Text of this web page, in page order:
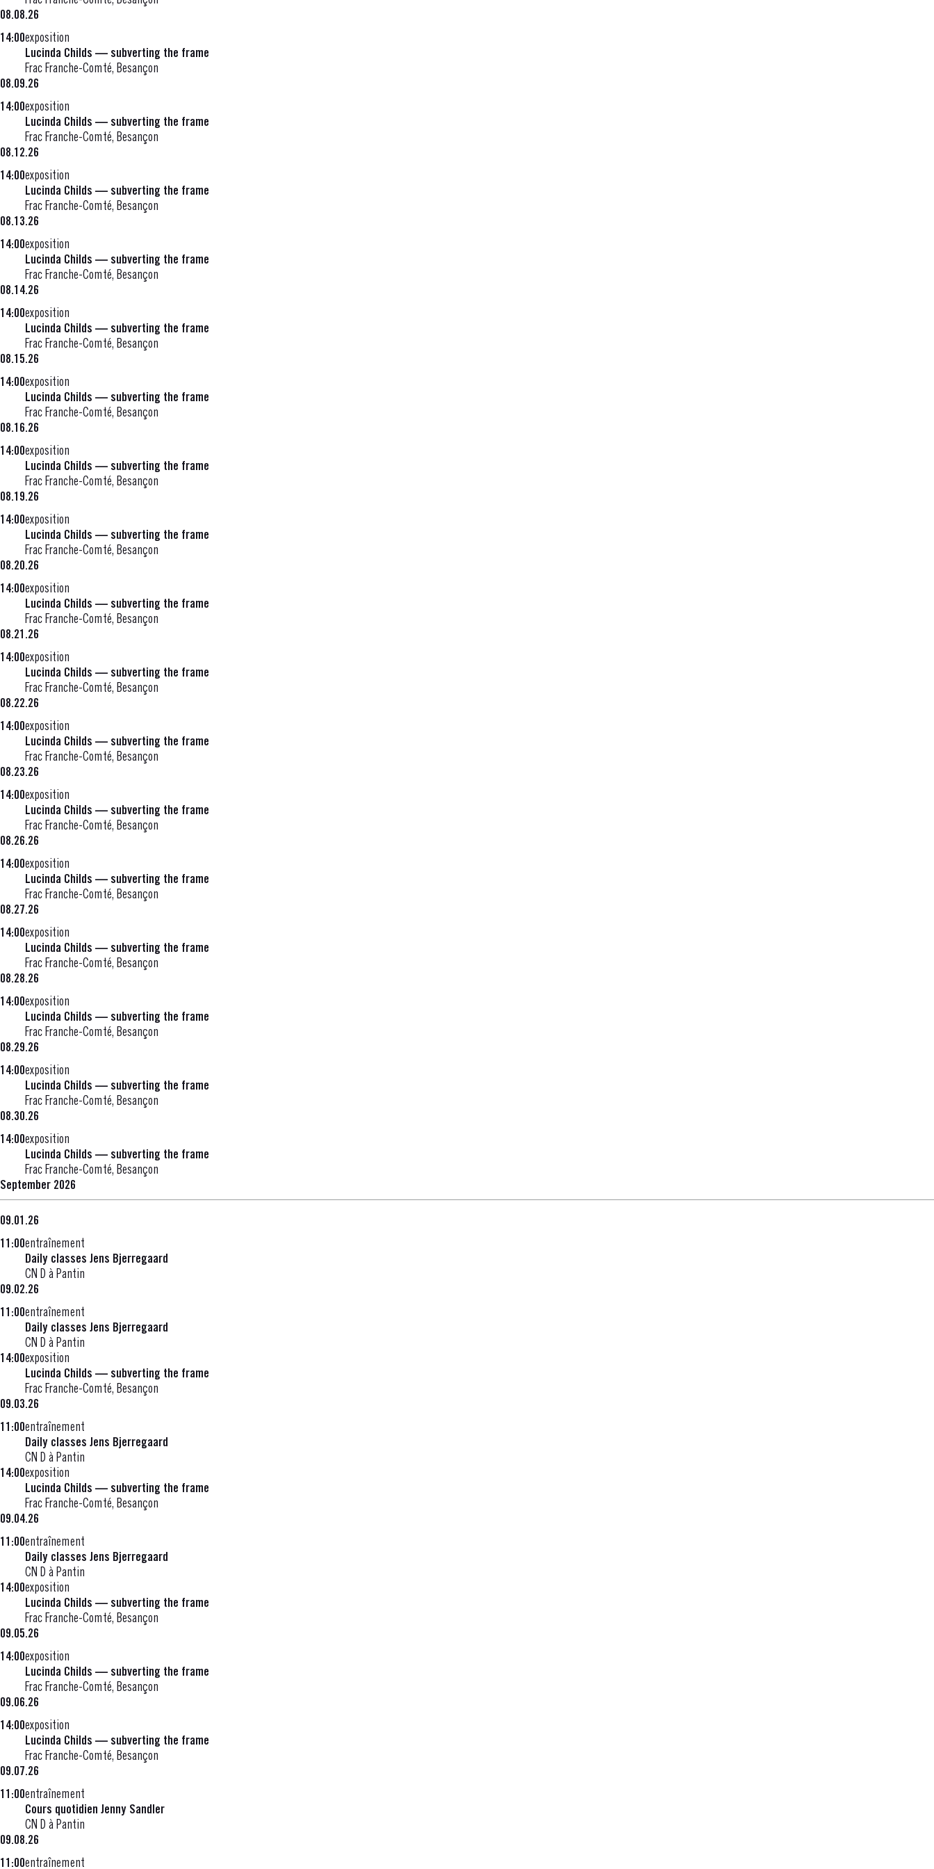
08.08.26
14:00exposition
Lucinda Childs — subverting the frame
Frac Franche-Comté, Besançon
08.09.26
14:00exposition
Lucinda Childs — subverting the frame
Frac Franche-Comté, Besançon
08.12.26
14:00exposition
Lucinda Childs — subverting the frame
Frac Franche-Comté, Besançon
08.13.26
14:00exposition
Lucinda Childs — subverting the frame
Frac Franche-Comté, Besançon
08.14.26
14:00exposition
Lucinda Childs — subverting the frame
Frac Franche-Comté, Besançon
08.15.26
14:00exposition
Lucinda Childs — subverting the frame
Frac Franche-Comté, Besançon
08.16.26
14:00exposition
Lucinda Childs — subverting the frame
Frac Franche-Comté, Besançon
08.19.26
14:00exposition
Lucinda Childs — subverting the frame
Frac Franche-Comté, Besançon
08.20.26
14:00exposition
Lucinda Childs — subverting the frame
Frac Franche-Comté, Besançon
08.21.26
14:00exposition
Lucinda Childs — subverting the frame
Frac Franche-Comté, Besançon
08.22.26
14:00exposition
Lucinda Childs — subverting the frame
Frac Franche-Comté, Besançon
08.23.26
14:00exposition
Lucinda Childs — subverting the frame
Frac Franche-Comté, Besançon
08.26.26
14:00exposition
Lucinda Childs — subverting the frame
Frac Franche-Comté, Besançon
08.27.26
14:00exposition
Lucinda Childs — subverting the frame
Frac Franche-Comté, Besançon
08.28.26
14:00exposition
Lucinda Childs — subverting the frame
Frac Franche-Comté, Besançon
08.29.26
14:00exposition
Lucinda Childs — subverting the frame
Frac Franche-Comté, Besançon
08.30.26
14:00exposition
Lucinda Childs — subverting the frame
Frac Franche-Comté, Besançon
September 2026
09.01.26
11:00entraînement
Daily classes Jens Bjerregaard
CN D à Pantin
09.02.26
11:00entraînement
Daily classes Jens Bjerregaard
CN D à Pantin
14:00exposition
Lucinda Childs — subverting the frame
Frac Franche-Comté, Besançon
09.03.26
11:00entraînement
Daily classes Jens Bjerregaard
CN D à Pantin
14:00exposition
Lucinda Childs — subverting the frame
Frac Franche-Comté, Besançon
09.04.26
11:00entraînement
Daily classes Jens Bjerregaard
CN D à Pantin
14:00exposition
Lucinda Childs — subverting the frame
Frac Franche-Comté, Besançon
09.05.26
14:00exposition
Lucinda Childs — subverting the frame
Frac Franche-Comté, Besançon
09.06.26
14:00exposition
Lucinda Childs — subverting the frame
Frac Franche-Comté, Besançon
09.07.26
11:00entraînement
Cours quotidien Jenny Sandler
CN D à Pantin
09.08.26
11:00entraînement